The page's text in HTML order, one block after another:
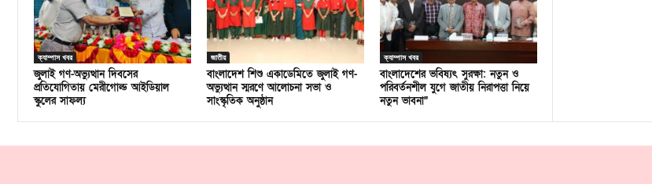
ক্যাম্পাস খবর
জুলাই গণ-অভ্যুত্থান দিবসের
প্রতিযোগিতায় মেরীগোল্ড আইডিয়াল
স্কুলের সাফল্য
জাতীয়
বাংলাদেশ শিশু একাডেমিতে জুলাই গণ-
অভ্যুত্থান স্মরণে আলোচনা সভা ও
সাংস্কৃতিক অনুষ্ঠান
ক্যাম্পাস খবর
বাংলাদেশের ভবিষ্যৎ সুরক্ষা: নতুন ও
পরিবর্তনশীল যুগে জাতীয় নিরাপত্তা নিয়ে
নতুন ভাবনা”